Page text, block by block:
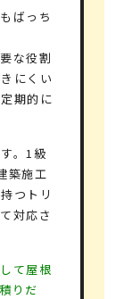
ばっち
な役割
にくい
期的に
。 1級
築施工
つトリ
対応さ
て屋根
りだ